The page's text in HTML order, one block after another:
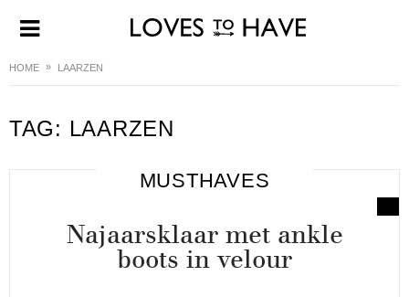
HOME LAARZEN
TAG: LAARZEN
MUSTHAVES
Najaarsklaar met ankle
boots in velour